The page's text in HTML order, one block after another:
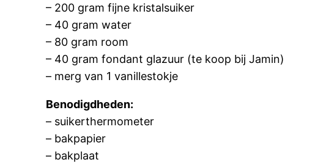
– 200 gram fijne kristalsuiker
– 40 gram water
– 80 gram room
– 40 gram fondant glazuur (te koop bij Jamin)
– merg van 1 vanillestokje
Benodigdheden:
– suikerthermometer
– bakpapier
– bakplaat